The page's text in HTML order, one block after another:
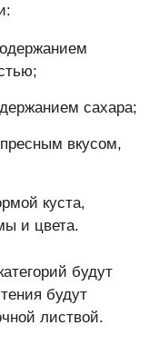
сахара;
вкусом,
куста,
и цвета.
будут
будут
листвой.